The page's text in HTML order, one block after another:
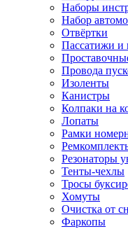
Наборы
Набор
Отвёртки
Пассатижи и
Провода
Изоленты
Канистры
Колпаки на
Лопаты
Рамки
Резонаторы
Тенты-чехлы
Тросы
Хомуты
Очистка от
Фаркопы